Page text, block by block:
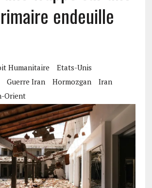
endeuille
Humanitaire
Etats-Unis
Guerre Iran Hormozgan
Iran
Orient